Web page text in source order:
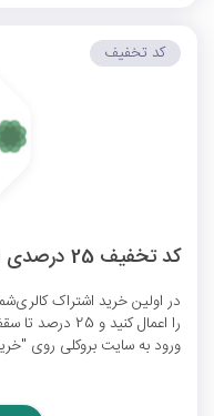
کد تخفیف 25 درصدی اولین خرید بروکلی
در اولین خرید اشتراک
ورود به سایت بروکلی روی
کد تخفیف